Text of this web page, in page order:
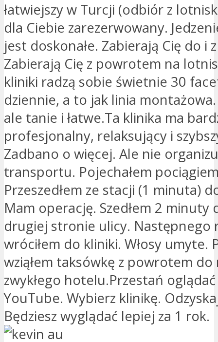
łatwiejszy w Turcji (odbiór z
dla Ciebie zarezerwowany.
jest doskonałe. Zabierają Cię do i
Zabierają Cię z powrotem na
kliniki radzą sobie świetnie 30
dziennie, a to jak linia
ale tanie i łatwe.Ta klinika ma
profesjonalny, relaksujący i
Zadbano o więcej. Ale nie
transportu. Pojechałem
Przeszedłem ze stacji (1 minuta)
Mam operację. Szedłem 2
drugiej stronie ulicy. Następnego
wróciłem do kliniki. Włosy umyte.
wziąłem taksówkę z powrotem
zwykłego hotelu.Przestań
YouTube. Wybierz klinikę.
Będziesz wyglądać lepiej za 1 rok.